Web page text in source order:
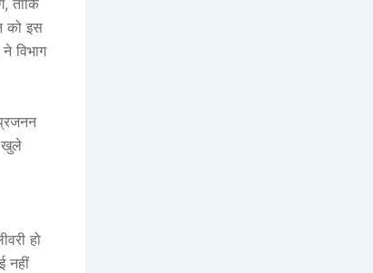
ताकि
को इस
विभाग
खुले
हो
नहीं